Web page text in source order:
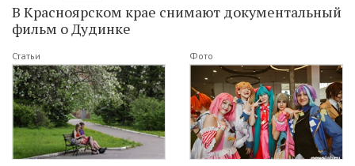
В Красноярском крае снимают документальный
фильм о Дудинке
Статьи Фото